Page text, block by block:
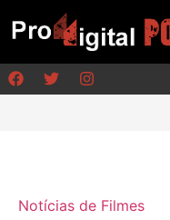
Notícias de Filmes